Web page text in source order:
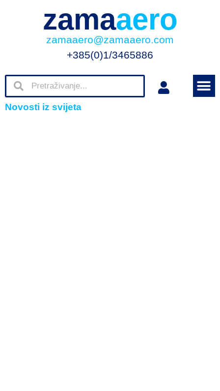
zamaaero
zamaaero@zamaaero.com
+385(0)1/3465886
Novosti iz svijeta